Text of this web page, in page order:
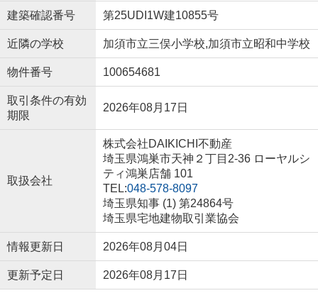
建築確認番号 第25UDI1W建10855号
近隣の学校 加須市立三俣小学校,加須市立昭和中学校
物件番号 100654681
取引条件の有効
期限
2026年08月17日
取扱会社
株式会社DAIKICHI不動産
埼玉県鴻巣市天神２丁目2-36 ローヤルシ
ティ鴻巣店舗 101
TEL:048-578-8097
埼玉県知事 (1) 第24864号
埼玉県宅地建物取引業協会
情報更新日 2026年08月04日
更新予定日 2026年08月17日